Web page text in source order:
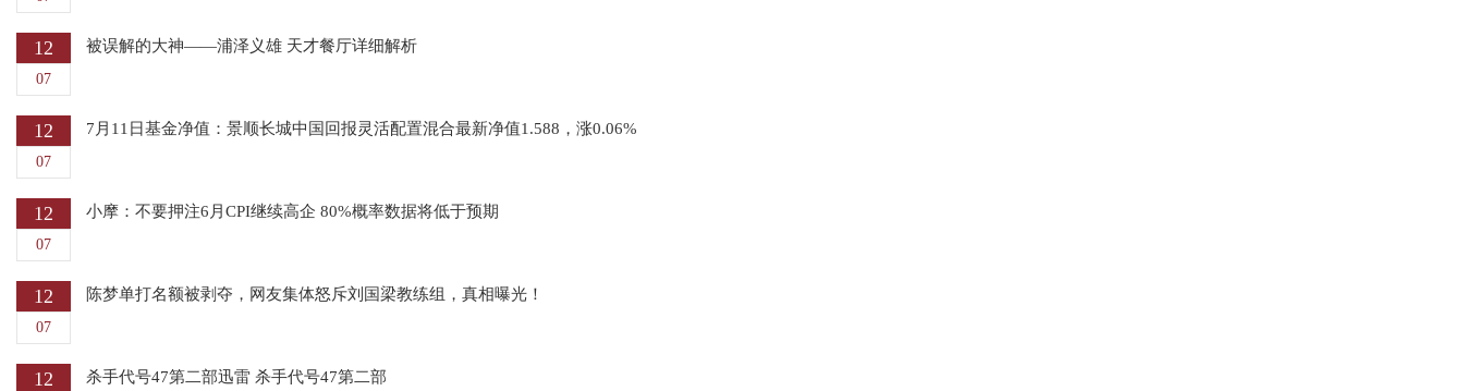
12
07
被误解的大神——浦泽义雄 天才餐厅详细解析
12
07
7月11日基金净值：景顺长城中国回报灵活配置混合最新净值1.588，涨0.06%
12
07
小摩：不要押注6月CPI继续高企 80%概率数据将低于预期
12
07
陈梦单打名额被剥夺，网友集体怒斥刘国梁教练组，真相曝光！
12 杀手代号47第二部迅雷 杀手代号47第二部